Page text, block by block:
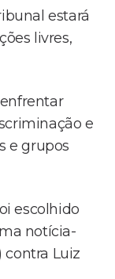
estará
livres,
e
e grupos
escolhido
notícia-
contra Luiz